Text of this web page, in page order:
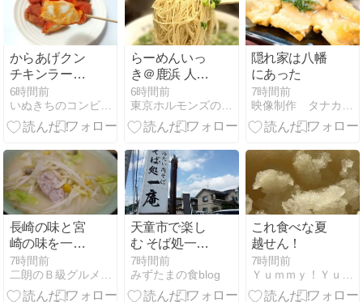
からあげクン
チキンラーメ
ン 激辛ロース
トしょうゆ味
【ローソン】
ンとのうれし
いコラボです!!
6時間前
いぬきちのコンビニ飯
らーめんいっ
き＠鹿浜 人生
の目標
6時間前
東京ホルモンズの中身のある話
隠れ家は八幡
にあった
7時間前
長崎の味と宮
崎の味を一度
に楽しめる欲
張りランチ！
「福こい食
7時間前
天童市で楽し
む そば処一庵
さん。
7時間前
みずたまの食blog
これ食べな夏
越せん！
7時間前